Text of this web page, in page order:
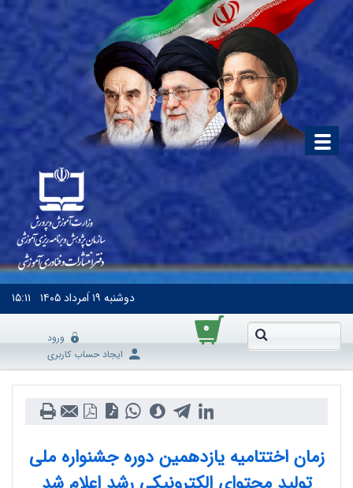
دوشنبه ۱۹ اَمرداد ۱۴۰۵ ۱۵:۱۱
۰
ورود
ایجاد حساب کاربری
زمان اختتامیه یازدهمین دوره جشنواره ملی